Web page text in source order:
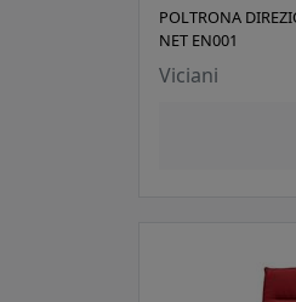
POLTRONA
NET EN001
Viciani